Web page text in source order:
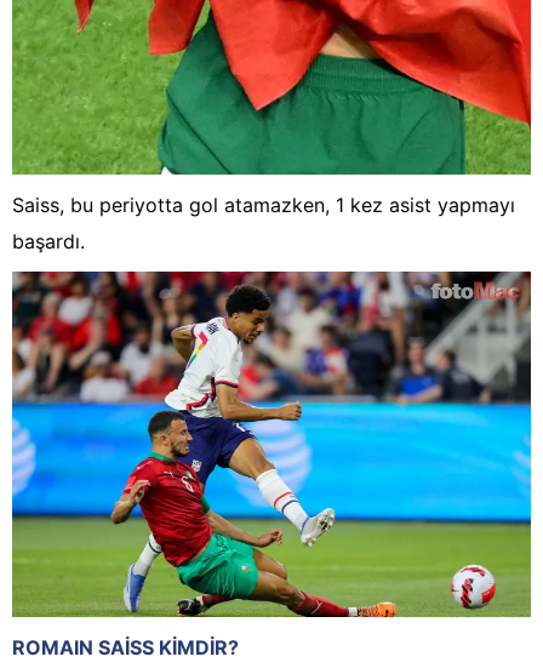
Saiss, bu periyotta gol atamazken, 1 kez asist yapmayı
başardı.
ROMAIN SAİSS KİMDİR?